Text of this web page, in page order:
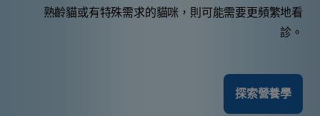
熟齡貓或有特殊需求的貓咪，則可能需要更頻繁地看
診。
探索營養學